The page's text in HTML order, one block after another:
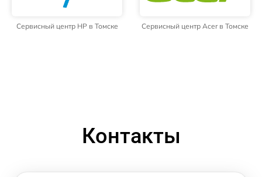
Сервисный центр HP в Томске Сервисный центр Acer в Томске
Контакты